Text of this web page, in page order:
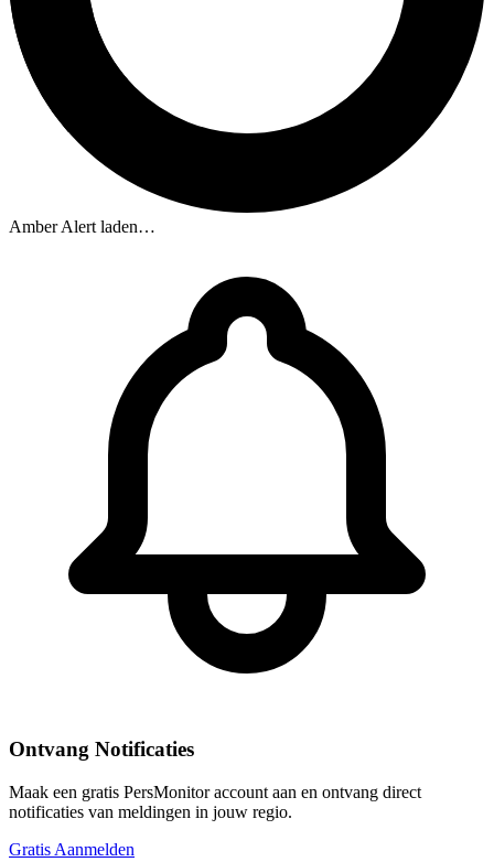
Amber Alert laden…
Ontvang Notificaties
Maak een gratis PersMonitor account aan en ontvang direct
notificaties van meldingen in jouw regio.
Gratis Aanmelden